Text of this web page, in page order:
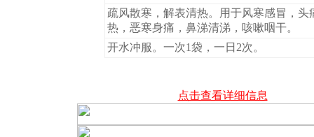
疏风散寒，解表清热。用于风寒感冒，头
热，恶寒身痛，鼻涕清涕，咳嗽咽干。
开水冲服。一次1袋，一日2次。
点击查看详细信息